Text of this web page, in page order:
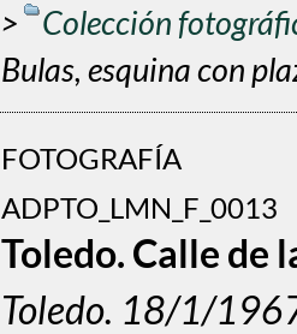
>
Colección
Bulas, esquina con
FOTOGRAFÍA
ADPTO_LMN_F_0013
Toledo. Calle de
Toledo. 18/1/